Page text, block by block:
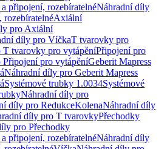
připojení, rozebíratelnéNáhradní díly
rozebíratelnéAxiální
pro Axiální
díly pro VíčkaT tvarovky pro
tvarovky pro vytápěníPřipojení pro
pro vytápěníGeberit Mapress
Náhradní díly pro Geberit Mapress
Systémové trubky 1.0034Systémové
Náhradní díly pro
díly pro RedukceKolenaNáhradní díly
díly pro T tvarovkyPřechodky
pro Přechodky
připojení, rozebíratelnéNáhradní díly